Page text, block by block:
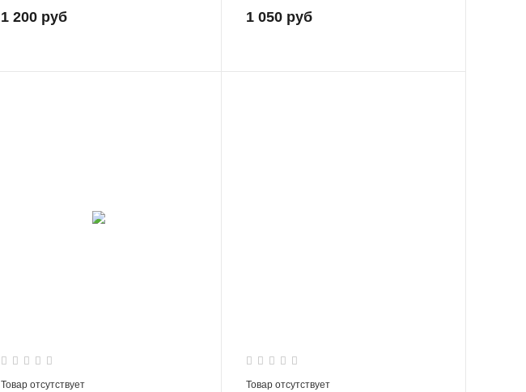
1 200 руб 1 050 руб
Товар отсутствует Товар отсутствует